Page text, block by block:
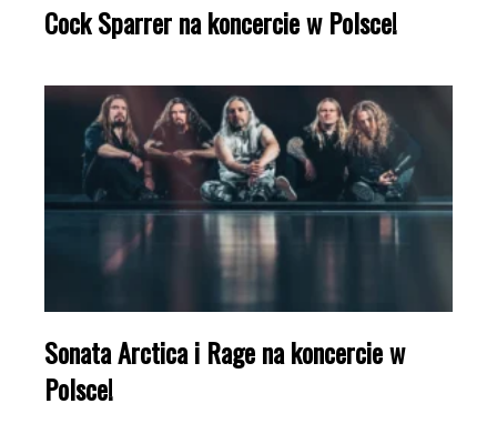
Cock Sparrer na koncercie w Polsce!
Sonata Arctica i Rage na koncercie w
Polsce!